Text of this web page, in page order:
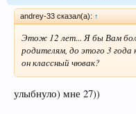
andrey-33 сказал(а): ↑
Этож 12 лет... Я бы Вам
родителям, до этого 3 года
он классный чювак?
улыбнуло) мне 27))